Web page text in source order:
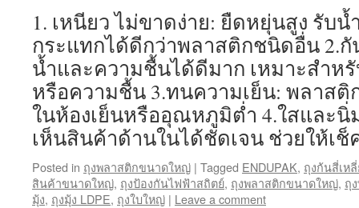
1. เหนียว ไม่ขาดง่าย: ยืดหยุ่นสูง รับ
กระแทกได้ดีกว่าพลาสติกชนิดอื่น 2.
น้ำและความชื้นได้ดีมาก เหมาะสำห
หรือความชื้น 3.ทนความเย็น: พลาสติ
ในห้องเย็นหรืออุณหภูมิต่ำ 4.ใสและนิ่
เห็นสินค้าด้านในได้ชัดเจน ช่วยให้เช็
Posted in ถุงพลาสติกขนาดใหญ่ | Tagged ENDUPAK, ถุงก้นสี่เห
สินค้าขนาดใหญ่, ถุงป้องกันไฟฟ้าสถิตย์, ถุงพลาสติกขนาดใหญ่, ถุ
มุ้ง, ถุงมุ้ง LDPE, ถุงใบใหญ่ | Leave a comment